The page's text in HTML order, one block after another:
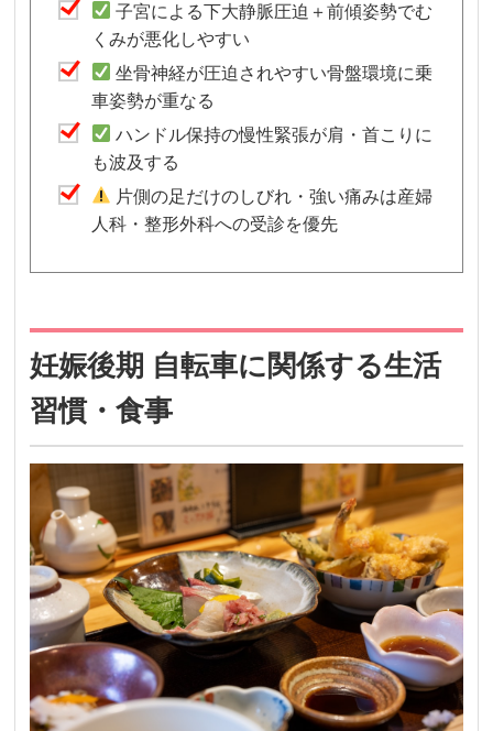
子宮による下大静脈圧迫＋前傾姿勢でむ
くみが悪化しやすい
坐骨神経が圧迫されやすい骨盤環境に乗
車姿勢が重なる
ハンドル保持の慢性緊張が肩・首こりに
も波及する
片側の足だけのしびれ・強い痛みは産婦
人科・整形外科への受診を優先
妊娠後期 自転車に関係する生活
習慣・食事